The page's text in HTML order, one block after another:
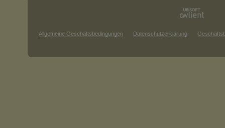
Allgemeine Geschäftsbedingungen Datenschutzerklärung